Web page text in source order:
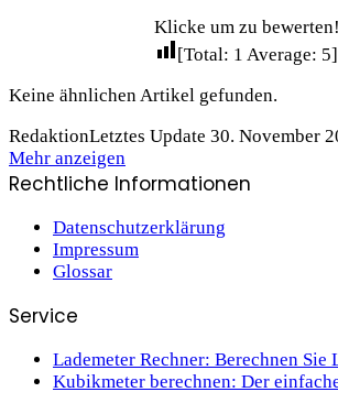
Klicke um zu bewerten!
[Total: 1 Average: 5]
Keine ähnlichen Artikel gefunden.
RedaktionLetztes Update 30. November
Mehr anzeigen
Rechtliche Informationen
Datenschutzerklärung
Impressum
Glossar
Service
Lademeter Rechner: Berechnen Sie
Kubikmeter berechnen: Der